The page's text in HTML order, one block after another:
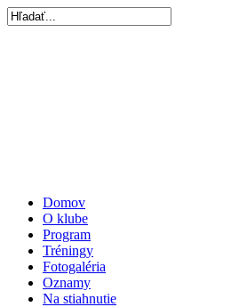
Domov
O klube
Program
Tréningy
Fotogaléria
Oznamy
Na stiahnutie